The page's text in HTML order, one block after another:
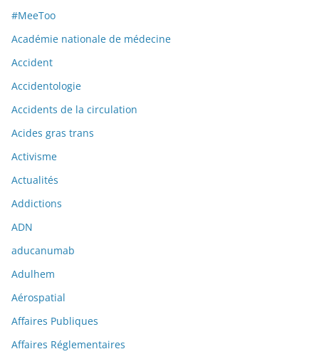
#MeeToo
Académie nationale de médecine
Accident
Accidentologie
Accidents de la circulation
Acides gras trans
Activisme
Actualités
Addictions
ADN
aducanumab
Adulhem
Aérospatial
Affaires Publiques
Affaires Réglementaires